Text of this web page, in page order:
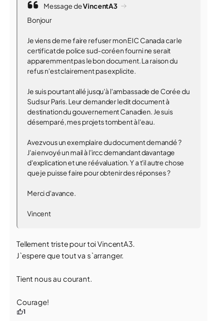
Message deVincentA3
Bonjour
Je viens de me faire refuser mon EIC Canada car le
certificat de police sud-coréen fourni ne serait
apparemment pas le bon document. La raison du
refus n'est clairement pas explicite.
Je suis pourtant allé jusqu'à l'ambassade de Corée du
Sud sur Paris. Leur demander ledit document à
destination du gouvernement Canadien. Je suis
désemparé, mes projets tombent à l'eau.
Avez vous un exemplaire du document demandé ?
J'ai envoyé un mail à l'ircc demandant davantage
d'explication et une réévaluation. Y a t'il autre chose
que je puisse faire pour obtenir des réponses ?
Merci d'avance.
Vincent
Tellement triste pour toi VincentA3.
J`espere que tout va s`arranger.
Tient nous au courant.
Courage!
1